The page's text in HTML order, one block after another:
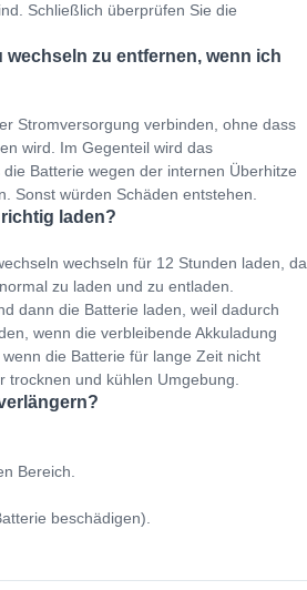
Schließlich überprüfen Sie die
wechseln zu entfernen, wenn ich
Stromversorgung verbinden, ohne dass
wird. Im Gegenteil wird das
Batterie wegen der internen Überhitze
Sonst würden Schäden entstehen.
richtig laden?
wechseln für 12 Stunden laden, da
zu laden und zu entladen.
dann die Batterie laden, weil dadurch
wenn die verbleibende Akkuladung
die Batterie für lange Zeit nicht
und kühlen Umgebung.
Bereich.
beschädigen).